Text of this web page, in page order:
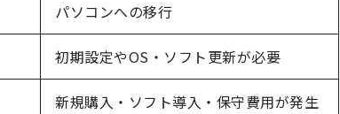
パソコンへの移行
初期設定やOS・ソフト更新が必要
新規購入・ソフト導入・保守費用が発生